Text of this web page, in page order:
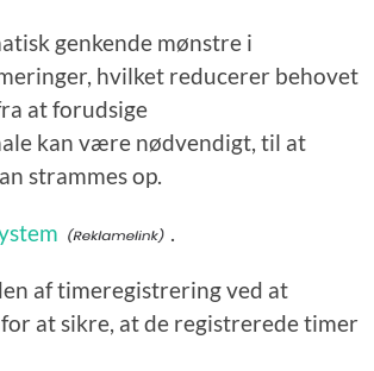
genkende mønstre i
hvilket reducerer behovet
at forudsige
kan være nødvendigt, til at
strammes op.
af timeregistrering ved at
at sikre, at de registrerede timer